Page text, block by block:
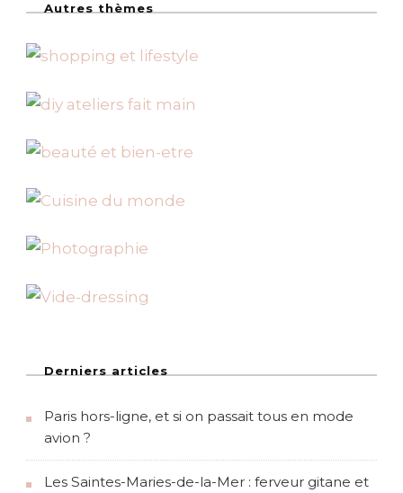
e
r
h
r
:
Autres thèmes
Derniers articles
Paris hors-ligne, et si on passait tous en mode
avion ?
Les Saintes-Maries-de-la-Mer : ferveur gitane et